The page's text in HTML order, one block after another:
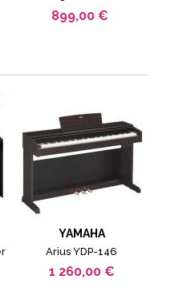
899,00 €
YAMAHA
Arius YDP-146
1 260,00 €